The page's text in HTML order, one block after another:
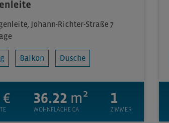
Johann-Richter-Straße 7
Balkon Dusche
€ 36.22 m²
WOHNFLÄCHE CA.
1
ZIMMER